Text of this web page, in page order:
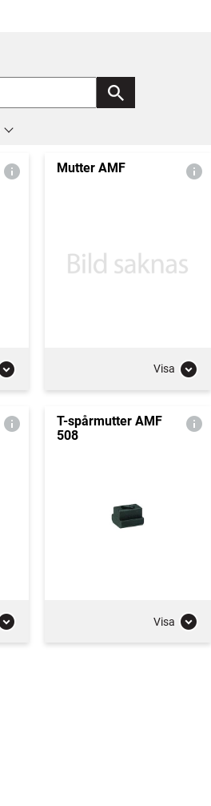
Mutter AMF
Visa
T-spårmutter AMF
508
Visa